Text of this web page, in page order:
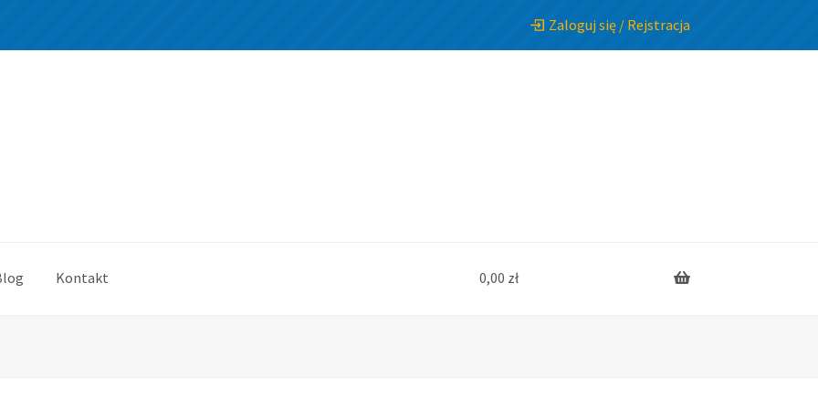
Zaloguj się / Rejstracja
Kontakt 0,00 zł